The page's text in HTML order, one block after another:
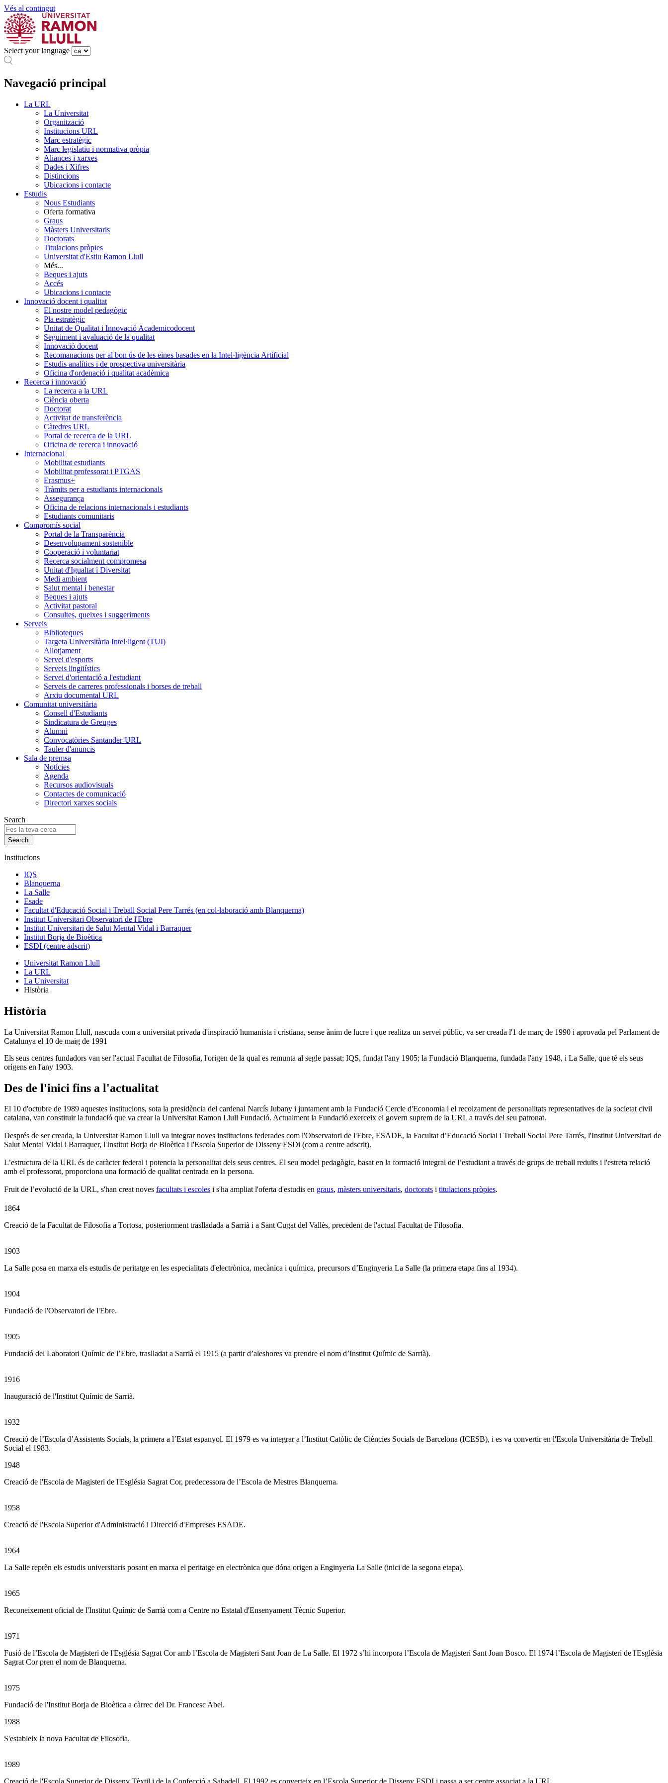
Vés al contingut
Select your language
Navegació principal
La URL
La Universitat
Organització
Institucions URL
Marc estratègic
Marc legislatiu i normativa pròpia
Aliances i xarxes
Dades i Xifres
Distincions
Ubicacions i contacte
Estudis
Nous Estudiants
Oferta formativa
Graus
Màsters Universitaris
Doctorats
Titulacions pròpies
Universitat d'Estiu Ramon Llull
Més...
Beques i ajuts
Accés
Ubicacions i contacte
Innovació docent i qualitat
El nostre model pedagògic
Pla estratègic
Unitat de Qualitat i Innovació Academicodocent
Seguiment i avaluació de la qualitat
Innovació docent
Recomanacions per al bon ús de les eines basades en la Intel·ligència Artificial
Estudis analítics i de prospectiva universitària
Oficina d'ordenació i qualitat acadèmica
Recerca i innovació
La recerca a la URL
Ciència oberta
Doctorat
Activitat de transferència
Càtedres URL
Portal de recerca de la URL
Oficina de recerca i innovació
Internacional
Mobilitat estudiants
Mobilitat professorat i PTGAS
Erasmus+
Tràmits per a estudiants internacionals
Assegurança
Oficina de relacions internacionals i estudiants
Estudiants comunitaris
Compromís social
Portal de la Transparència
Desenvolupament sostenible
Cooperació i voluntariat
Recerca socialment compromesa
Unitat d'Igualtat i Diversitat
Medi ambient
Salut mental i benestar
Beques i ajuts
Activitat pastoral
Consultes, queixes i suggeriments
Serveis
Biblioteques
Targeta Universitària Intel·ligent (TUI)
Allotjament
Servei d'esports
Serveis lingüístics
Servei d'orientació a l'estudiant
Serveis de carreres professionals i borses de treball
Arxiu documental URL
Comunitat universitària
Consell d'Estudiants
Sindicatura de Greuges
Alumni
Convocatòries Santander-URL
Tauler d'anuncis
Sala de premsa
Notícies
Agenda
Recursos audiovisuals
Contactes de comunicació
Directori xarxes socials
Search
Institucions
IQS
Blanquerna
La Salle
Esade
Facultat d'Educació Social i Treball Social Pere Tarrés (en col·laboració amb Blanquerna)
Institut Universitari Observatori de l'Ebre
Institut Universitari de Salut Mental Vidal i Barraquer
Institut Borja de Bioètica
ESDI (centre adscrit)
Universitat Ramon Llull
La URL
La Universitat
Història
Història
La Universitat Ramon Llull, nascuda com a universitat privada d'inspiració humanista i cristiana, sense ànim de lucre i que realitza un servei públic, va ser creada l'1 de març de 1990 i aprovada pel Parlament de
Catalunya el 10 de maig de 1991
Els seus centres fundadors van ser l'actual Facultat de Filosofia, l'origen de la qual es remunta al segle passat; IQS, fundat l'any 1905; la Fundació Blanquerna, fundada l'any 1948, i La Salle, que té els seus
orígens en l'any 1903.
Des de l'inici fins a l'actualitat
El 10 d'octubre de 1989 aquestes institucions, sota la presidència del cardenal Narcís Jubany i juntament amb la Fundació Cercle d'Economia i el recolzament de personalitats representatives de la societat civil
catalana, van constituir la fundació que va crear la Universitat Ramon Llull Fundació. Actualment la Fundació exerceix el govern suprem de la URL a través del seu patronat.
Després de ser creada, la Universitat Ramon Llull va integrar noves institucions federades com l'Observatori de l'Ebre, ESADE, la Facultat d’Educació Social i Treball Social Pere Tarrés, l'Institut Universitari de
Salut Mental Vidal i Barraquer, l'Institut Borja de Bioètica i l'Escola Superior de Disseny ESDi (com a centre adscrit).
L’estructura de la URL és de caràcter federal i potencia la personalitat dels seus centres. El seu model pedagògic, basat en la formació integral de l’estudiant a través de grups de treball reduïts i l'estreta relació
amb el professorat, proporciona una formació de qualitat centrada en la persona.
Fruit de l’evolució de la URL, s'han creat noves facultats i escoles i s'ha ampliat l'oferta d'estudis en graus, màsters universitaris, doctorats i titulacions pròpies.
1864
Creació de la Facultat de Filosofia a Tortosa, posteriorment traslladada a Sarrià i a Sant Cugat del Vallès, precedent de l'actual Facultat de Filosofia.
1903
La Salle posa en marxa els estudis de peritatge en les especialitats d'electrònica, mecànica i química, precursors d’Enginyeria La Salle (la primera etapa fins al 1934).
1904
Fundació de l'Observatori de l'Ebre.
1905
Fundació del Laboratori Químic de l’Ebre, traslladat a Sarrià el 1915 (a partir d’aleshores va prendre el nom d’Institut Químic de Sarrià).
1916
Inauguració de l'Institut Químic de Sarrià.
1932
Creació de l’Escola d’Assistents Socials, la primera a l’Estat espanyol. El 1979 es va integrar a l’Institut Catòlic de Ciències Socials de Barcelona (ICESB), i es va convertir en l'Escola Universitària de Treball
Social el 1983.
1948
Creació de l'Escola de Magisteri de l'Església Sagrat Cor, predecessora de l’Escola de Mestres Blanquerna.
1958
Creació de l'Escola Superior d'Administració i Direcció d'Empreses ESADE.
1964
La Salle reprèn els estudis universitaris posant en marxa el peritatge en electrònica que dóna origen a Enginyeria La Salle (inici de la segona etapa).
1965
Reconeixement oficial de l'Institut Químic de Sarrià com a Centre no Estatal d'Ensenyament Tècnic Superior.
1971
Fusió de l’Escola de Magisteri de l'Església Sagrat Cor amb l’Escola de Magisteri Sant Joan de La Salle. El 1972 s’hi incorpora l’Escola de Magisteri Sant Joan Bosco. El 1974 l’Escola de Magisteri de l'Església
Sagrat Cor pren el nom de Blanquerna.
1975
Fundació de l'Institut Borja de Bioètica a càrrec del Dr. Francesc Abel.
1988
S'estableix la nova Facultat de Filosofia.
1989